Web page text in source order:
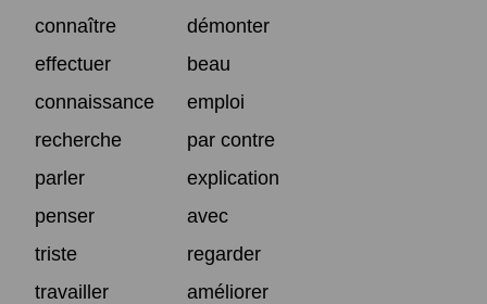
connaître
démonter
effectuer
beau
connaissance
emploi
recherche
par contre
parler
explication
penser
avec
triste
regarder
travailler
améliorer